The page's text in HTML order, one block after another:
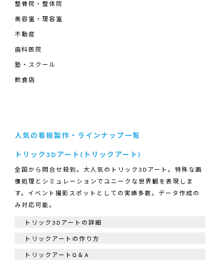
整骨院・整体院
美容室・理容室
不動産
歯科医院
塾・スクール
飲食店
人気の看板製作・ラインナップ一覧
トリック3Dアート(トリックアート)
全国から問合せ殺到。大人気のトリック3Dアート。特殊な画
像処理とシミュレーションでユニークな世界観を表現しま
す。イベント撮影スポットとしての実績多数。データ作成の
み対応可能。
トリック3Dアートの詳細
トリックアートの作り方
トリックアートQ＆A